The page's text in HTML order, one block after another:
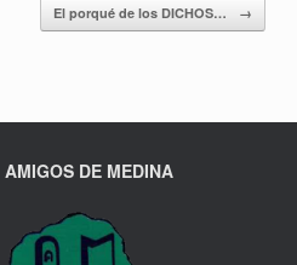
El porqué de los DICHOS… →
AMIGOS DE MEDINA